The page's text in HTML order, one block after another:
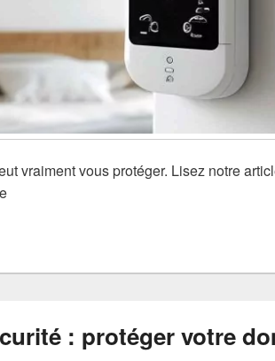
vraiment vous protéger. Lisez notre
: protéger votre